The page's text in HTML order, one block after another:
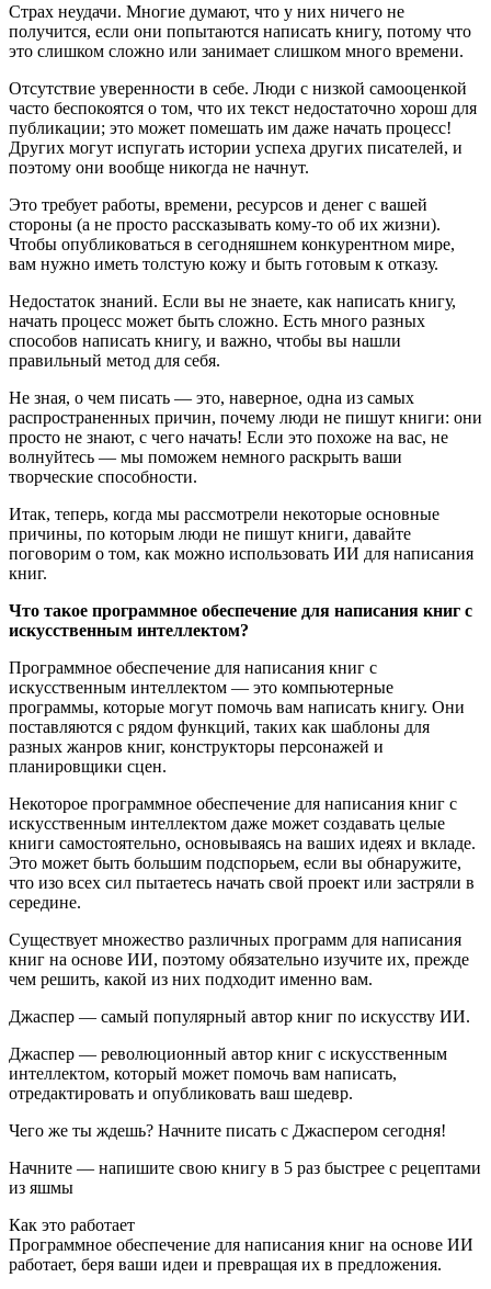
Страх неудачи. Многие думают, что у них ничего не
получится, если они попытаются написать книгу, потому что
это слишком сложно или занимает слишком много времени.
Отсутствие уверенности в себе. Люди с низкой самооценкой
часто беспокоятся о том, что их текст недостаточно хорош для
публикации; это может помешать им даже начать процесс!
Других могут испугать истории успеха других писателей, и
поэтому они вообще никогда не начнут.
Это требует работы, времени, ресурсов и денег с вашей
стороны (а не просто рассказывать кому-то об их жизни).
Чтобы опубликоваться в сегодняшнем конкурентном мире,
вам нужно иметь толстую кожу и быть готовым к отказу.
Недостаток знаний. Если вы не знаете, как написать книгу,
начать процесс может быть сложно. Есть много разных
способов написать книгу, и важно, чтобы вы нашли
правильный метод для себя.
Не зная, о чем писать — это, наверное, одна из самых
распространенных причин, почему люди не пишут книги: они
просто не знают, с чего начать! Если это похоже на вас, не
волнуйтесь — мы поможем немного раскрыть ваши
творческие способности.
Итак, теперь, когда мы рассмотрели некоторые основные
причины, по которым люди не пишут книги, давайте
поговорим о том, как можно использовать ИИ для написания
книг.
Что такое программное обеспечение для написания книг с
искусственным интеллектом?
Программное обеспечение для написания книг с
искусственным интеллектом — это компьютерные
программы, которые могут помочь вам написать книгу. Они
поставляются с рядом функций, таких как шаблоны для
разных жанров книг, конструкторы персонажей и
планировщики сцен.
Некоторое программное обеспечение для написания книг с
искусственным интеллектом даже может создавать целые
книги самостоятельно, основываясь на ваших идеях и вкладе.
Это может быть большим подспорьем, если вы обнаружите,
что изо всех сил пытаетесь начать свой проект или застряли в
середине.
Существует множество различных программ для написания
книг на основе ИИ, поэтому обязательно изучите их, прежде
чем решить, какой из них подходит именно вам.
Джаспер — самый популярный автор книг по искусству ИИ.
Джаспер — революционный автор книг с искусственным
интеллектом, который может помочь вам написать,
отредактировать и опубликовать ваш шедевр.
Чего же ты ждешь? Начните писать с Джаспером сегодня!
Начните — напишите свою книгу в 5 раз быстрее с рецептами
из яшмы
Как это работает
Программное обеспечение для написания книг на основе ИИ
работает, беря ваши идеи и превращая их в предложения.